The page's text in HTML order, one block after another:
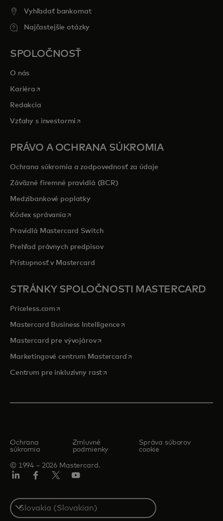
Vyhľadať bankomat
Najčastejšie otázky
SPOLOČNOSŤ
O nás
Kariéra opens in a new tab
Redakcia
Vzťahy s investormi opens in a new tab
PRÁVO A OCHRANA SÚKROMIA
Ochrana súkromia a zodpovednosť za údaje
Záväzné firemné pravidlá (BCR)
Medzibankové poplatky
Kódex správaniaopens in a new tab
Pravidlá Mastercard Switch
Prehľad právnych predpisov
Prístupnosť v Mastercard
STRÁNKY SPOLOČNOSTI MASTERCARD
Priceless.com opens in a new tab
Mastercard Business Intelligenceopens in a new tab
Mastercard pre vývojárovopens in a new tab
Marketingové centrum Mastercardopens in a new tab
Centrum pre inkluzívny rastopens in a new tab
© 1994 – 2026 Mastercard.
Ochrana
súkromia
Zmluvné
podmienky
Správa súborov
cookie
Select
a
country